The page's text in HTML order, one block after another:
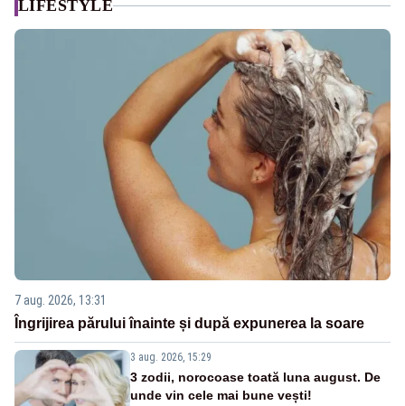
LIFESTYLE
7 aug. 2026, 13:31
Îngrijirea părului înainte și după expunerea la soare
3 aug. 2026, 15:29
3 zodii, norocoase toată luna august. De
unde vin cele mai bune vești!